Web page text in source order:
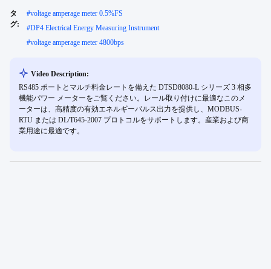
タ
グ:
#voltage amperage meter 0.5%FS
#DP4 Electrical Energy Measuring Instrument
#voltage amperage meter 4800bps
Video Description:
RS485 ポートとマルチ料金レートを備えた DTSD8080-L シリーズ 3 相多
機能パワー メーターをご覧ください。レール取り付けに最適なこのメ
ーターは、高精度の有効エネルギーパルス出力を提供し、MODBUS-
RTU または DL/T645-2007 プロトコルをサポートします。産業および商
業用途に最適です。